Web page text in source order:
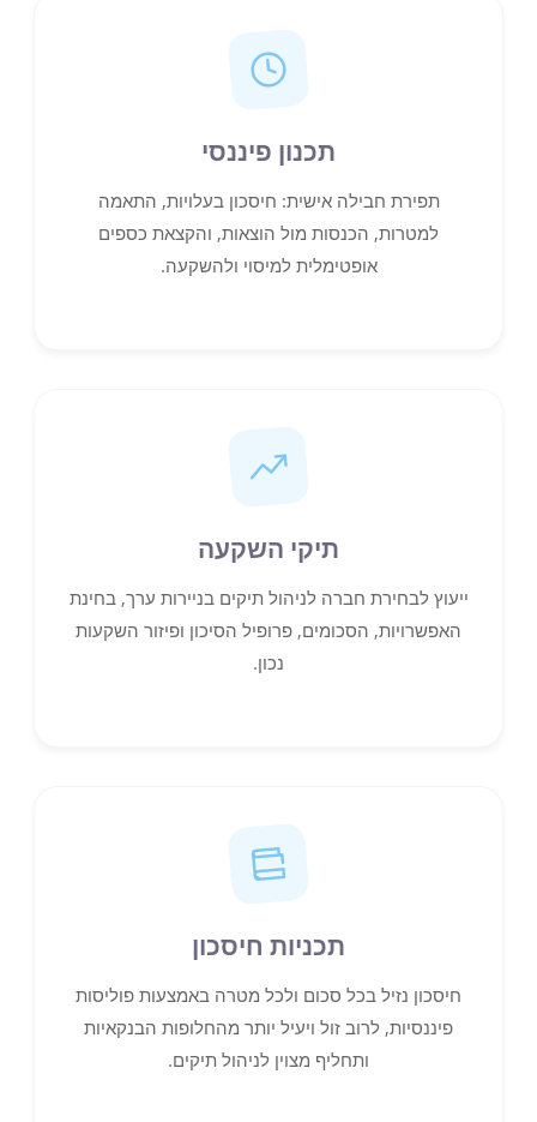
תכנון פיננסי
תפירת חבילה אישית: חיסכון בעלויות, התאמה
למטרות, הכנסות מול הוצאות, והקצאת כספים
אופטימלית למיסוי ולהשקעה.
תיקי השקעה
ייעוץ לבחירת חברה לניהול תיקים בניירות ערך, בחינת
האפשרויות, הסכומים, פרופיל הסיכון ופיזור השקעות
נכון.
תכניות חיסכון
חיסכון נזיל בכל סכום ולכל מטרה באמצעות פוליסות
פיננסיות, לרוב זול ויעיל יותר מהחלופות הבנקאיות
ותחליף מצוין לניהול תיקים.